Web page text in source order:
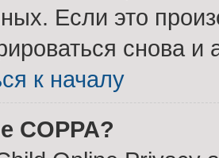
Если это
снова и
к началу
COPPA?